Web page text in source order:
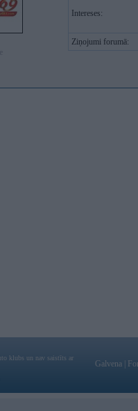
Intereses:
Ziņojumi forumā:
klubs un nav saistīts ar
Galvena